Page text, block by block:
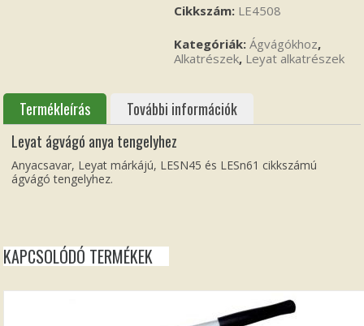
Cikkszám: LE4508
Kategóriák:Ágvágókhoz,
Alkatrészek, Leyat alkatrészek
Termékleírás
További információk
Leyat ágvágó anya tengelyhez
Anyacsavar, Leyat márkájú, LESN45 és LESn61 cikkszámú
ágvágó tengelyhez.
KAPCSOLÓDÓ TERMÉKEK